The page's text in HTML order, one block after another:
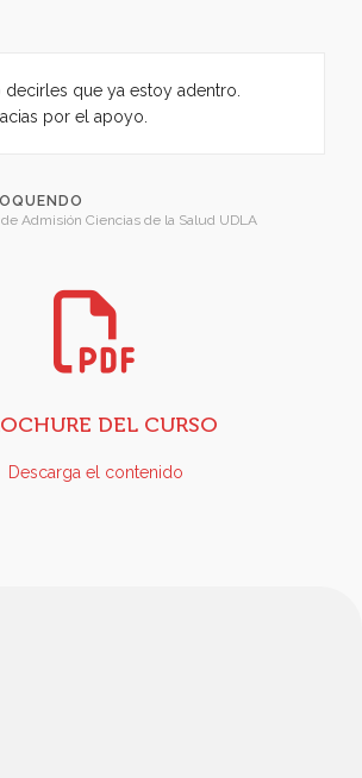
decirles que ya estoy adentro.
por el apoyo.
Admisión Ciencias de la Salud UDLA
DEL CURSO
Descarga el contenido